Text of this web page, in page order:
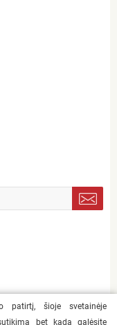
patirtį, šioje svetainėje
bet kada galėsite